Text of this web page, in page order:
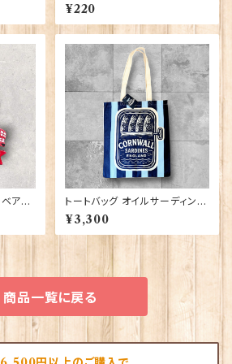
s】Jadges 90339-19
¥220
ア】A
）
トートバッグ オイルサーディン E
lgate Products 90431
¥3,300
商品一覧に戻る